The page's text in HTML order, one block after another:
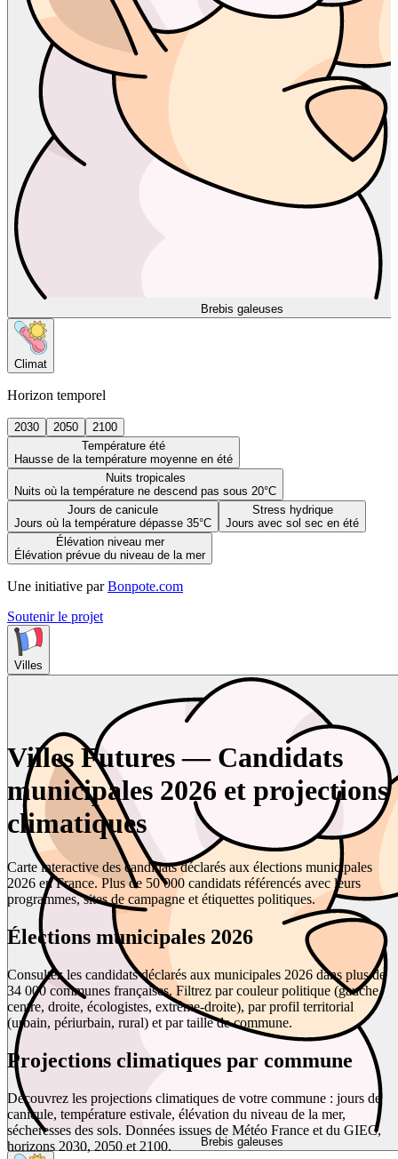
Brebis galeuses
Climat
Horizon temporel
2030 2050
2100
Température été
Hausse de la température moyenne en été
Nuits tropicales
Nuits où la température ne descend pas sous 20°C
Jours de canicule
Jours où la température dépasse 35°C
Stress hydrique
Jours avec sol sec en été
Élévation niveau mer
Élévation prévue du niveau de la mer
Une initiative par Bonpote.com
Soutenir le projet
Villes
Brebis galeuses
Villes Futures — Candidats
municipales 2026 et projections
climatiques
Carte interactive des candidats déclarés aux élections municipales
2026 en France. Plus de 50 000 candidats référencés avec leurs
programmes, sites de campagne et étiquettes politiques.
Élections municipales 2026
Consultez les candidats déclarés aux municipales 2026 dans plus de
34 000 communes françaises. Filtrez par couleur politique (gauche,
centre, droite, écologistes, extrême-droite), par profil territorial
(urbain, périurbain, rural) et par taille de commune.
Projections climatiques par commune
Découvrez les projections climatiques de votre commune : jours de
canicule, température estivale, élévation du niveau de la mer,
sécheresses des sols. Données issues de Météo France et du GIEC,
horizons 2030, 2050 et 2100.